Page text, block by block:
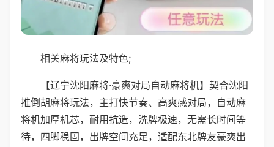
相关麻将玩法及特色;
【辽宁沈阳麻将·豪爽对局自动麻将机】契合沈阳
推倒胡麻将玩法，主打快节奏、高爽感对局，自动麻
将机加厚机芯，耐用抗造，洗牌极速，无需长时间等
待，四脚稳固，出牌空间充足，适配东北牌友豪爽出